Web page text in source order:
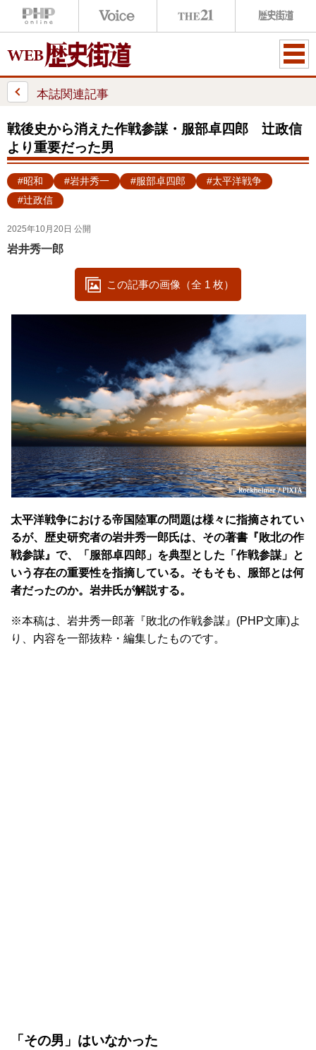
ME
本誌関連記事
戦後史から消えた作戦参謀・服部卓四郎 辻政信
より重要だった男
#昭和 #岩井秀一 #服部卓四郎
#太平洋戦争
#辻政信
2025年10月20日 公開
岩井秀一郎
この記事の画像（全 1 枚）
太平洋戦争における帝国陸軍の問題は様々に指摘されてい
るが、歴史研究者の岩井秀一郎氏は、その著書『敗北の作
戦参謀』で、「服部卓四郎」を典型とした「作戦参謀」と
いう存在の重要性を指摘している。そもそも、服部とは何
者だったのか。岩井氏が解説する。
※本稿は、岩井秀一郎著『敗北の作戦参謀』(PHP文庫)よ
り、内容を一部抜粋・編集したものです。
「その男」はいなかった